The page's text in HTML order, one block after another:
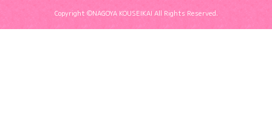
Copyright ©NAGOYA KOUSEIKAI All Rights Reserved.